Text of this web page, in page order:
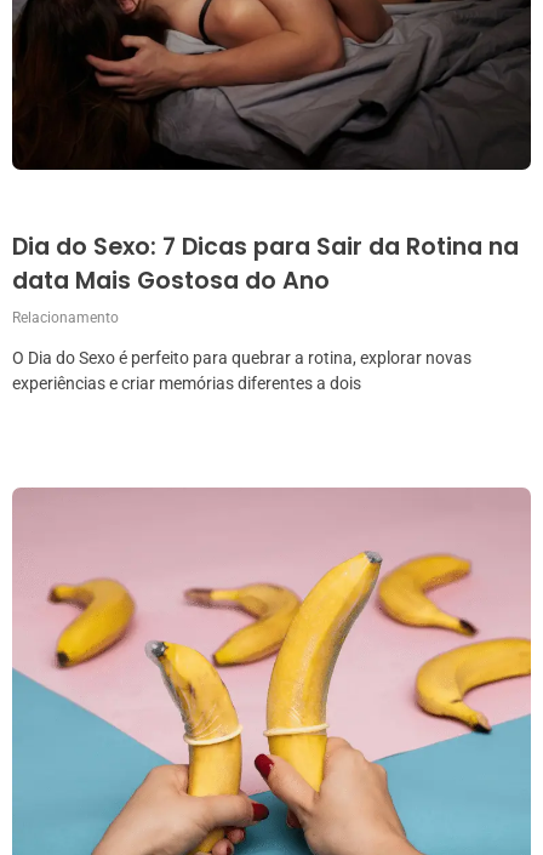
Dia do Sexo: 7 Dicas para Sair da Rotina na
data Mais Gostosa do Ano
Relacionamento
O Dia do Sexo é perfeito para quebrar a rotina, explorar novas
experiências e criar memórias diferentes a dois